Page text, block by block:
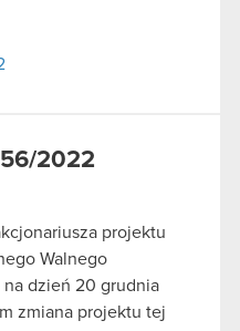
2022
projektu
Walnego
na dzień 20 grudnia
zmiana projektu tej